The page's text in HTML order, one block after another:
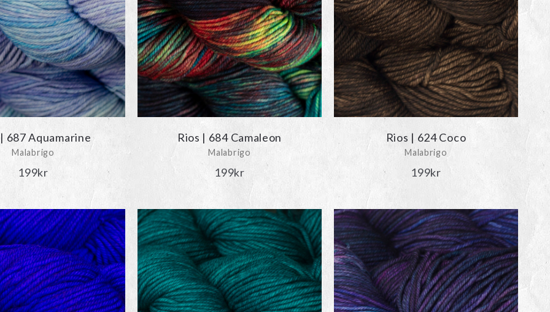
687 Aquamarine
Malabrigo
199kr
Rios | 684 Camaleon
Malabrigo
199kr
Rios | 624 Coco
Malabrigo
199kr